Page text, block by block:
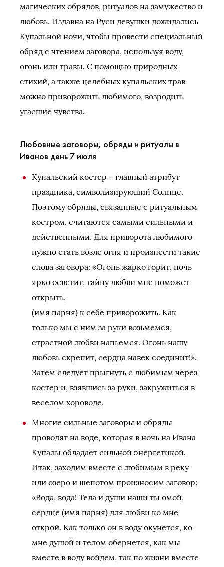
магических обрядов, ритуалов на замужество и
любовь. Издавна на Руси девушки дожидались
Купальной ночи, чтобы провести специальный
обряд с чтением заговора, используя воду,
огонь или травы. С помощью природных
стихий, а также целебных купальских трав
можно приворожить любимого, возродить
угасшие чувства.
Любовные заговоры, обряды и ритуалы в
Иванов день 7 июля
Купальский костер – главный атрибут
праздника, символизирующий Солнце.
Поэтому обряды, связанные с ритуальным
костром, считаются самыми сильными и
действенными. Для приворота любимого
нужно стать возле огня и произнести такие
слова заговора: «Огонь жарко горит, ночь
ярко осветит, тайну любви мне поможет
открыть,
(имя парня) к себе приворожить. Как
только мы с ним за руки возьмемся,
страстной любви напьемся. Огонь нашу
любовь скрепит, сердца навек соединит!».
Затем следует прыгнуть с любимым через
костер и, взявшись за руки, закружиться в
веселом хороводе.
Многие сильные заговоры и обряды
проводят на воде, которая в ночь на Ивана
Купалы обладает сильной энергетикой.
Итак, заходим вместе с любимым в реку
или озеро и шепотом произносим заговор:
«Вода, вода! Тела и души наши ты омой,
сердце (имя парня) для любви ко мне
открой. Как только он в воду окунется, ко
мне душой и телом обернется, как мы
вместе в воду войдем, так по жизни вместе